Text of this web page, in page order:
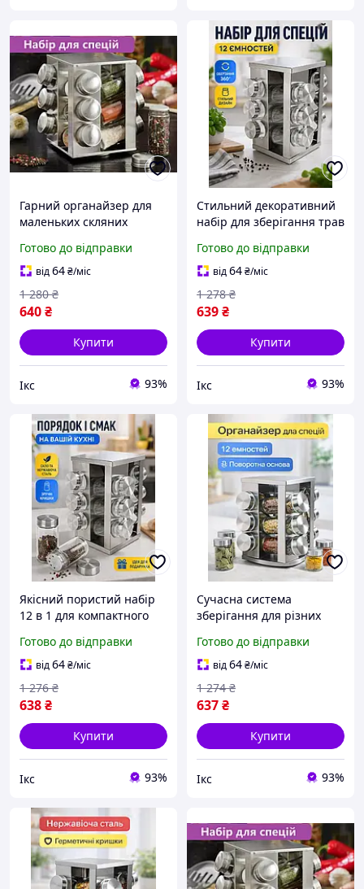
Гарний органайзер для
маленьких скляних
сталі для будинку на
кухонну поверхню.
Готово до відправки
від64₴/міс
640₴
1 280 ₴
Купити
Ікс 93%
Стильний декоративний
набір для зберігання трав
металевій підставці в
кухню, етажерка для солі
та перцю
Готово до відправки
від64₴/міс
639₴
1 278 ₴
Купити
Ікс 93%
Якісний пористий набір
12 в 1 для компактного
кришкою-шейкером під
приправи та спеції на
столі
Готово до відправки
від64₴/міс
638₴
1 276 ₴
Купити
Ікс 93%
Сучасна система
зберігання для різних
скляних колбах, кухонний
інвентар на 12 ємностей
у 1 стійці
Готово до відправки
від64₴/міс
637₴
1 274 ₴
Купити
Ікс 93%